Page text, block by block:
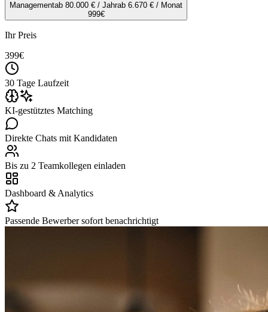
Managementab 80.000 € / Jahrab 6.670 € / Monat
999€
Ihr Preis
399€
30 Tage Laufzeit
KI-gestütztes Matching
Direkte Chats mit Kandidaten
Bis zu 2 Teamkollegen einladen
Dashboard & Analytics
Passende Bewerber sofort benachrichtigt